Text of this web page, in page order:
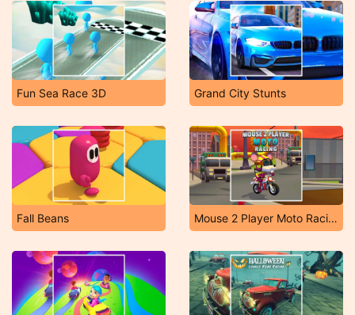
Fun Sea Race 3D Grand City Stunts
Fall Beans Mouse 2 Player Moto Racing